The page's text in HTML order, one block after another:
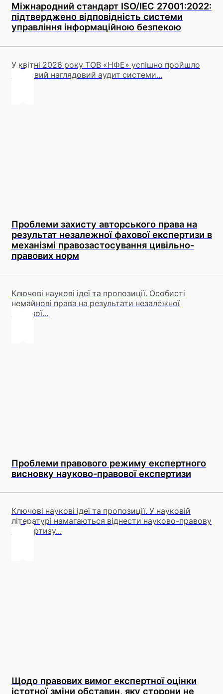
Міжнародний стандарт ISO/IEC 27001:2022:
підтверджено відповідність системи
управління інформаційною безпекою
У квітні 2026 року ТОВ «НФЕ» успішно пройшло
плановий наглядовий аудит системи...
Проблеми захисту авторського права на
результат незалежної фахової експертизи в
механізмі правозастосування цивільно-
правових норм
Ключові наукові ідеї та пропозиції. Особисті
немайнові права на результати незалежної
фахової...
Проблеми правового режиму експертного
висновку науково-правової експертизи
Ключові наукові ідеї та пропозиції. У науковій
літературі намагаються віднести науково-правову
експертизу...
Щодо правових вимог експертної оцінки
істотної зміни обставин, яку сторони не